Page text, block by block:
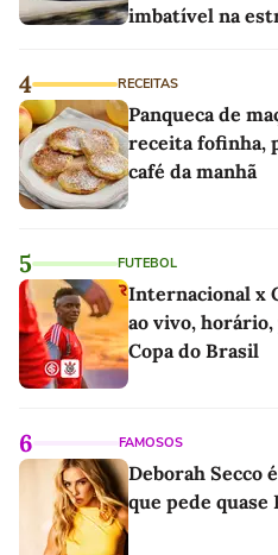
imbatível na
4 RECEITAS
Panqueca de
receita fofinha,
café da manhã
5 FUTEBOL
Internacional x
ao vivo, horário,
Copa do Brasil
6 FAMOSOS
Deborah Secco
que pede quase